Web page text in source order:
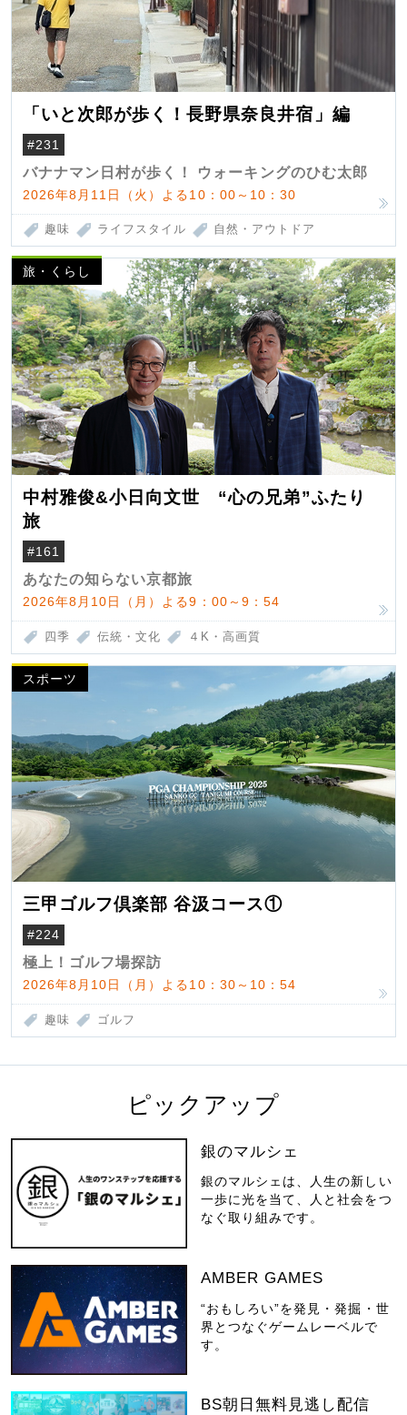
「いと次郎が歩く！長野県奈良井宿」編
#231
バナナマン日村が歩く！ ウォーキングのひむ太郎
2026年8月11日（火）よる10：00～10：30
趣味 ライフスタイル 自然・アウトドア
旅・くらし
中村雅俊&小日向文世 “心の兄弟”ふたり
旅
#161
あなたの知らない京都旅
2026年8月10日（月）よる9：00～9：54
四季 伝統・文化 ４K・高画質
スポーツ
三甲ゴルフ倶楽部 谷汲コース①
#224
極上！ゴルフ場探訪
2026年8月10日（月）よる10：30～10：54
趣味 ゴルフ
ピックアップ
銀のマルシェ
銀のマルシェは、人生の新しい
一歩に光を当て、人と社会をつ
なぐ取り組みです。
AMBER GAMES
“おもしろい”を発見・発掘・世
界とつなぐゲームレーベルで
す。
BS朝日無料見逃し配信